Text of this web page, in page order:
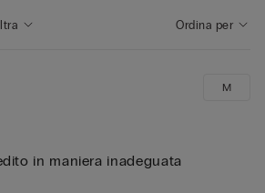
Ordina per
in maniera inadeguata
M